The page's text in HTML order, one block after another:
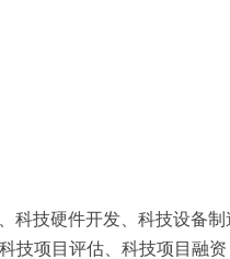
科技硬件开发、科技设备制
技项目评估、科技项目融资